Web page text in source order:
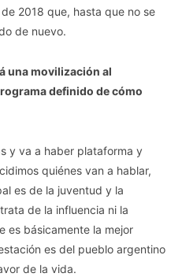
2018 que, hasta que no se
de nuevo.
una movilización al
definido de cómo
y va a haber plataforma y
quiénes van a hablar,
es de la juventud y la
de la influencia ni la
es básicamente la mejor
es del pueblo argentino
de la vida.